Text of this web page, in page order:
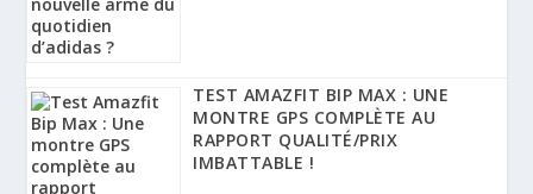
TEST AMAZFIT BIP MAX : UNE
MONTRE GPS COMPLÈTE AU
RAPPORT QUALITÉ/PRIX
IMBATTABLE !